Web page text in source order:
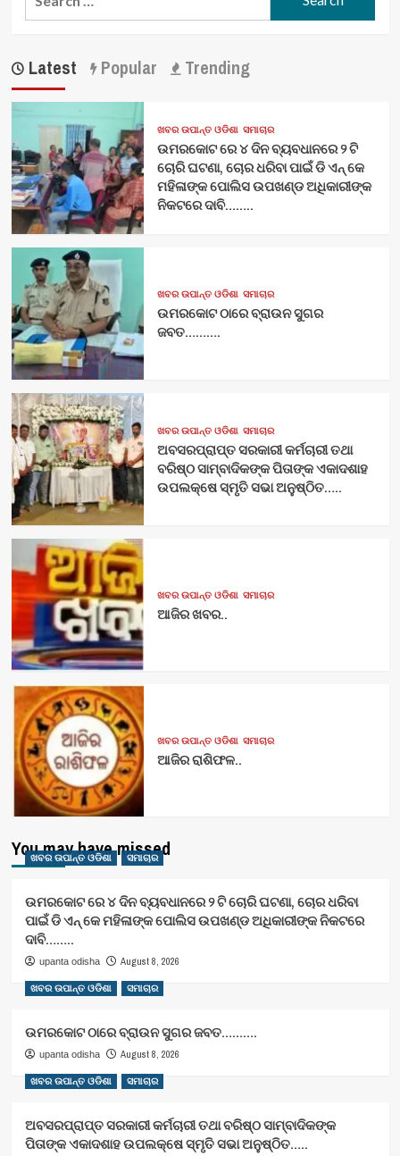
Latest Popular Trending
ଖବର ଉପାନ୍ତ ଓଡିଶା ସମାଚାର
ଉମରକୋଟ ରେ ୪ ଦିନ ବ୍ୟବଧାନରେ ୨ ଟି
ଚୋରି ଘଟଣା, ଚୋର ଧରିବା ପାଇଁ ଡି ଏନ୍ କେ
ମହିଳାଙ୍କ ପୋଲିସ ଉପଖଣ୍ଡ ଅଧିକାରୀଙ୍କ
ନିକଟରେ ଦାବି……..
ଖବର ଉପାନ୍ତ ଓଡିଶା ସମାଚାର
ଉମରକୋଟ ଠାରେ ବ୍ରାଉନ ସୁଗର
ଜବତ……….
ଖବର ଉପାନ୍ତ ଓଡିଶା ସମାଚାର
ଅବସରପ୍ରାପ୍ତ ସରକାରୀ କର୍ମଚାରୀ ତଥା
ବରିଷ୍ଠ ସାମ୍ବାଦିକଙ୍କ ପିତାଙ୍କ ଏକାଦଶାହ
ଉପଲକ୍ଷେ ସ୍ମୃତି ସଭା ଅନୁଷ୍ଠିତ…..
ଖବର ଉପାନ୍ତ ଓଡିଶା ସମାଚାର
ଆଜିର ଖବର..
ଖବର ଉପାନ୍ତ ଓଡିଶା ସମାଚାର
ଆଜିର ରାଶିଫଳ..
You may have missed
ଖବର ଉପାନ୍ତ ଓଡିଶା ସମାଚାର
ଉମରକୋଟ ରେ ୪ ଦିନ ବ୍ୟବଧାନରେ ୨ ଟି ଚୋରି ଘଟଣା, ଚୋର ଧରିବା
ପାଇଁ ଡି ଏନ୍ କେ ମହିଳାଙ୍କ ପୋଲିସ ଉପଖଣ୍ଡ ଅଧିକାରୀଙ୍କ ନିକଟରେ
ଦାବି……..
upanta odisha August 8, 2026
ଖବର ଉପାନ୍ତ ଓଡିଶା ସମାଚାର
ଉମରକୋଟ ଠାରେ ବ୍ରାଉନ ସୁଗର ଜବତ……….
upanta odisha August 8, 2026
ଖବର ଉପାନ୍ତ ଓଡିଶା ସମାଚାର
ଅବସରପ୍ରାପ୍ତ ସରକାରୀ କର୍ମଚାରୀ ତଥା ବରିଷ୍ଠ ସାମ୍ବାଦିକଙ୍କ
ପିତାଙ୍କ ଏକାଦଶାହ ଉପଲକ୍ଷେ ସ୍ମୃତି ସଭା ଅନୁଷ୍ଠିତ…..